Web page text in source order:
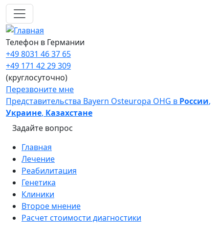
Перейти к основному содержанию
Телефон в Германии
+49 8031 46 37 65
+49 171 42 29 309
(круглосуточно)
Перезвоните мне
Представительства Bayern Osteuropa OHG в России,
Украине, Казахстане
Задайте вопрос
Main navigation
Главная
Лечение
Реабилитация
Генетика
Клиники
Второе мнение
Расчет стоимости диагностики